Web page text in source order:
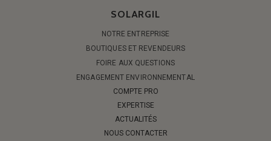
SOLARGIL
NOTRE ENTREPRISE
BOUTIQUES ET REVENDEURS
FOIRE AUX QUESTIONS
ENGAGEMENT ENVIRONNEMENTAL
COMPTE PRO
EXPERTISE
ACTUALITÉS
NOUS CONTACTER